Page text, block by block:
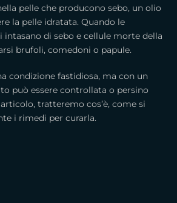
pelle che producono sebo, un olio
la pelle idratata. Quando le
intasano di sebo e cellule morte della
brufoli, comedoni o papule.
condizione fastidiosa, ma con un
può essere controllata o persino
tratteremo cos’è, come si
i rimedi per curarla.